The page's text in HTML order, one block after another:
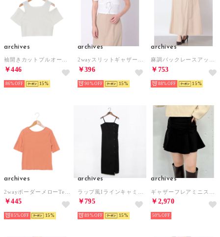
archives
袖開きカットプルオーバー （OFF WHITE）
￥446
86% 15
archives
2wayスリットギャザートップス （OFF WHITE）
￥396
90% 15
archives
麻調バックレースアップスカート （BEIGE）
￥753
88% 15
archives
￥445
85% 15
archives
￥795
89% 15
archives
￥2,970
50%